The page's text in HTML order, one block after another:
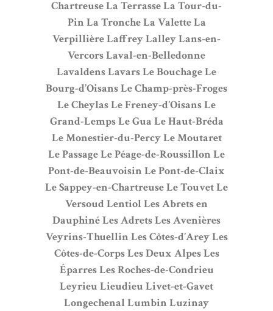
ChartreuseLa TerrasseLa Tour-du-
Pin La TroncheLa ValetteLa
VerpillièreLaffreyLalleyLans-en-
VercorsLaval-en-Belledonne
LavaldensLavarsLe BouchageLe
Bourg-d’OisansLe Champ-près-Froges
Le CheylasLe Freney-d’OisansLe
Grand-LempsLe Gua Le Haut-Bréda
Le Monestier-du-PercyLe Moutaret
Le PassageLe Péage-de-Roussillon Le
Pont-de-Beauvoisin Le Pont-de-Claix
Le Sappey-en-ChartreuseLe TouvetLe
Versoud LentiolLes Abrets en
DauphinéLes AdretsLes Avenières
Veyrins-Thuellin Les Côtes-d’AreyLes
Côtes-de-CorpsLes Deux AlpesLes
ÉparresLes Roches-de-Condrieu
Leyrieu Lieudieu Livet-et-Gavet
LongechenalLumbin Luzinay